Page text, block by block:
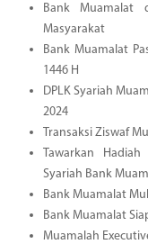
Bank Muamalat
Masyarakat
Bank Muamalat
1446 H
DPLK Syariah
2024
Transaksi Ziswaf
Tawarkan
Syariah Bank
Bank Muamalat
Bank Muamalat
Muamalah